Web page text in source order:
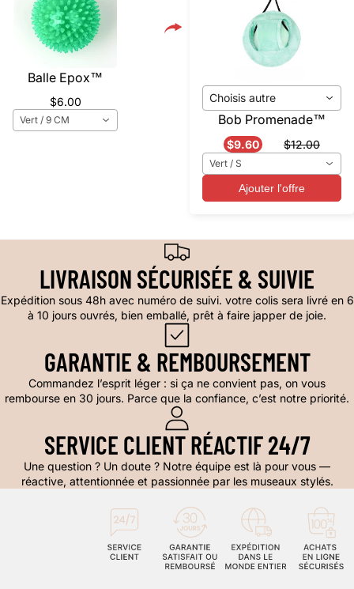
Balle Epox™️
$6.00
Vert / 9 CM
Choisis autre
Bob Promenade™️
$9.60 $12.00
Vert / S
Ajouter l'offre
LIVRAISON SÉCURISÉE & SUIVIE
Expédition sous 48h avec numéro de suivi. votre colis sera livré en 6
à 10 jours ouvrés, bien emballé, prêt à faire japper de joie.
GARANTIE & REMBOURSEMENT
Commandez l’esprit léger : si ça ne convient pas, on vous
rembourse en 30 jours. Parce que la confiance, c’est notre priorité.
SERVICE CLIENT RÉACTIF 24/7
Une question ? Un doute ? Notre équipe est là pour vous —
réactive, attentionnée et passionnée par les museaux stylés.